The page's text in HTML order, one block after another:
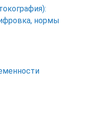
нормы